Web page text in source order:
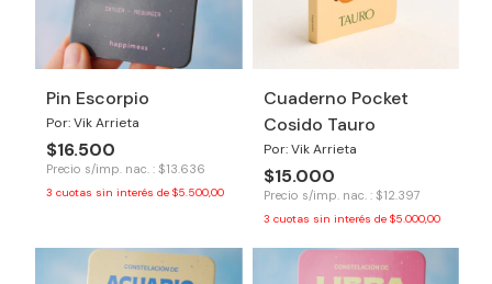
Pin Escorpio
Por: Vik Arrieta
$16.500
Precio s/imp. nac. : $13.636
3 cuotas sin interés de $5.500,00
Cuaderno Pocket
Cosido Tauro
Por: Vik Arrieta
$15.000
Precio s/imp. nac. : $12.397
3 cuotas sin interés de $5.000,00